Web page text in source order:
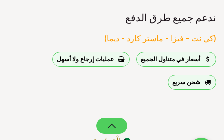
ندعم جميع طرق الدفع
(كي نت - فيزا - ماستر كارد - ديما)
أسعار في متناول الجميع عمليات إرجاع ولا أسهل
شحن سريع